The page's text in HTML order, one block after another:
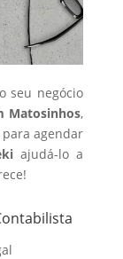
seu negócio
Matosinhos,
agendar
ajudá-lo a